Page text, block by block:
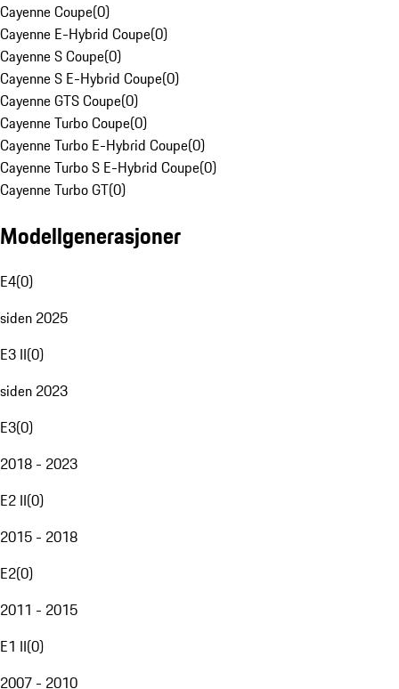
Cayenne Coupe(0)
Cayenne E-Hybrid Coupe(0)
Cayenne S Coupe(0)
Cayenne S E-Hybrid Coupe(0)
Cayenne GTS Coupe(0)
Cayenne Turbo Coupe(0)
Cayenne Turbo E-Hybrid Coupe(0)
Cayenne Turbo S E-Hybrid Coupe(0)
Cayenne Turbo GT(0)
Modellgenerasjoner
E4(0)
siden 2025
E3 II(0)
siden 2023
E3(0)
2018 - 2023
E2 II(0)
2015 - 2018
E2(0)
2011 - 2015
E1 II(0)
2007 - 2010